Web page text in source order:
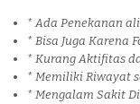
* Ada Penekanan
* Bisa Juga Karena
* Kurang Aktifitas
* Memiliki Riwayat
* Mengalam Sakit